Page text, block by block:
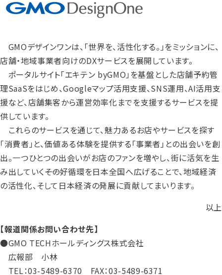
GMOデザインワンは、「世界を、活性化する。」をミッションに、
店舗・地域事業者向けのDXサービスを展開しています。
ポータルサイト「エキテン byGMO」を基盤とした店舗予約管
理SaaSをはじめ、Googleマップ活用支援、SNS運用、AI活用支
援など、店舗集客から運営効率化までを支援するサービスを提
供しています。
これらのサービスを通じて、魅力あるお店やサービスを探す
「消費者」と、価値ある体験を提供する「事業者」との出会いを創
出。一つひとつの出会いがお店のファンを増やし、街に活気を生
み出していく――その好循環を日本全国へ広げることで、地域経済
の活性化、そして日本経済の発展に貢献してまいります。
以上
【報道関係お問い合わせ先】
●GMO TECHホールディングス株式会社
広報部 小林
TEL：03-5489-6370 FAX：03-5489-6371